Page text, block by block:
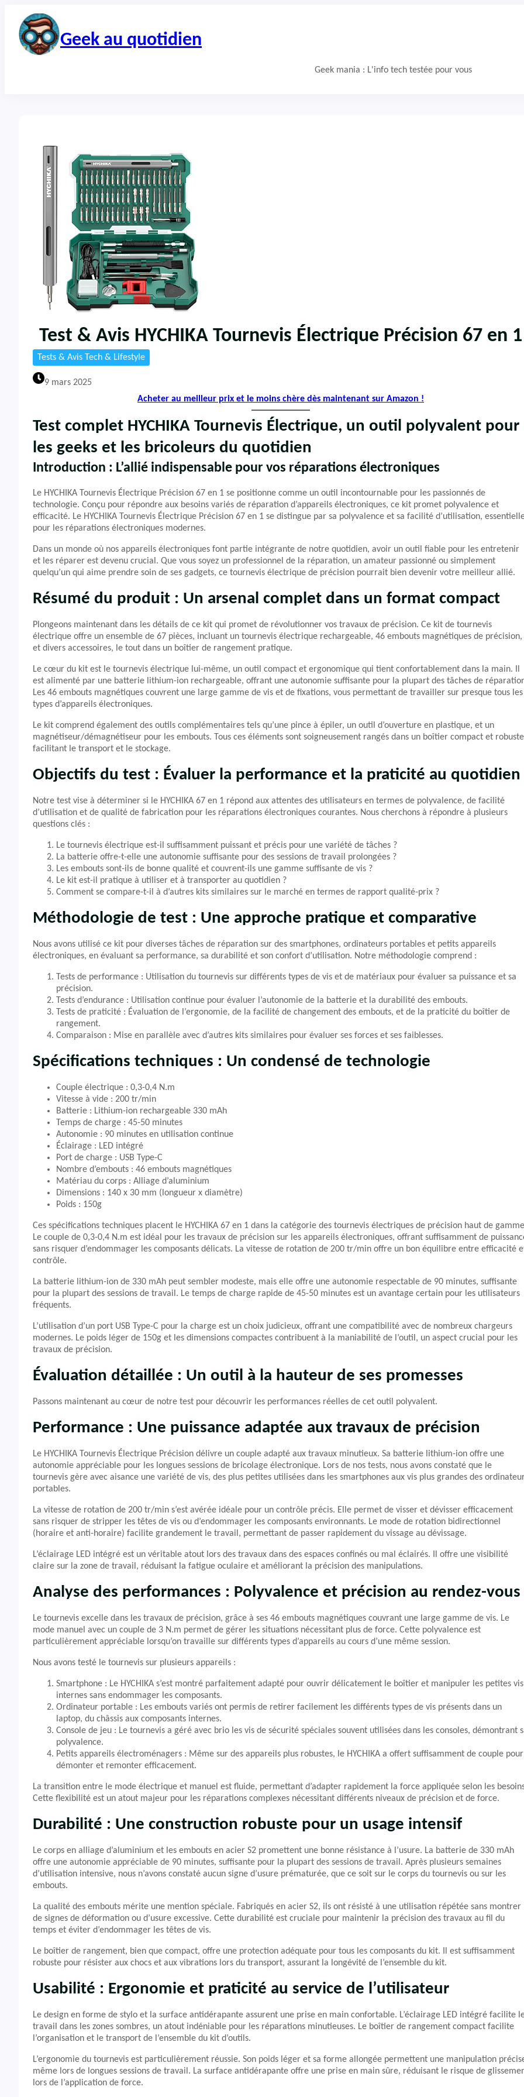
contenu
Geek au quotidien
Geek mania : L'info tech testée pour vous
Test & Avis HYCHIKA Tournevis Électrique Précision 67 en 1
Tests & Avis Tech & Lifestyle
9 mars 2025
Acheter au meilleur prix et le moins chère dès maintenant sur Amazon !
Test complet HYCHIKA Tournevis Électrique, un outil polyvalent pour
les geeks et les bricoleurs du quotidien
Introduction : L’allié indispensable pour vos réparations électroniques
Le HYCHIKA Tournevis Électrique Précision 67 en 1 se positionne comme un outil incontournable pour les passionnés de
technologie. Conçu pour répondre aux besoins variés de réparation d’appareils électroniques, ce kit promet polyvalence et
efficacité. Le HYCHIKA Tournevis Électrique Précision 67 en 1 se distingue par sa polyvalence et sa facilité d’utilisation,
pour les réparations électroniques modernes.
Dans un monde où nos appareils électroniques font partie intégrante de notre quotidien, avoir un outil fiable pour les entretenir
et les réparer est devenu crucial. Que vous soyez un professionnel de la réparation, un amateur passionné ou simplement
quelqu’un qui aime prendre soin de ses gadgets, ce tournevis électrique de précision pourrait bien devenir votre meilleur allié.
Résumé du produit : Un arsenal complet dans un format compact
Plongeons maintenant dans les détails de ce kit qui promet de révolutionner vos travaux de précision. Ce kit de tournevis
électrique offre un ensemble de 67 pièces, incluant un tournevis électrique rechargeable, 46 embouts magnétiques de précision,
et divers accessoires, le tout dans un boîtier de rangement pratique.
Le cœur du kit est le tournevis électrique lui-même, un outil compact et ergonomique qui tient confortablement dans la main. Il
est alimenté par une batterie lithium-ion rechargeable, offrant une autonomie suffisante pour la plupart des tâches de
Les 46 embouts magnétiques couvrent une large gamme de vis et de fixations, vous permettant de travailler sur presque tous les
types d’appareils électroniques.
Le kit comprend également des outils complémentaires tels qu’une pince à épiler, un outil d’ouverture en plastique, et un
magnétiseur/démagnétiseur pour les embouts. Tous ces éléments sont soigneusement rangés dans un boîtier compact et
facilitant le transport et le stockage.
Objectifs du test : Évaluer la performance et la praticité au quotidien
Notre test vise à déterminer si le HYCHIKA 67 en 1 répond aux attentes des utilisateurs en termes de polyvalence, de facilité
d’utilisation et de qualité de fabrication pour les réparations électroniques courantes. Nous cherchons à répondre à plusieurs
questions clés :
Le tournevis électrique est-il suffisamment puissant et précis pour une variété de tâches ?
La batterie offre-t-elle une autonomie suffisante pour des sessions de travail prolongées ?
Les embouts sont-ils de bonne qualité et couvrent-ils une gamme suffisante de vis ?
Le kit est-il pratique à utiliser et à transporter au quotidien ?
Comment se compare-t-il à d’autres kits similaires sur le marché en termes de rapport qualité-prix ?
Méthodologie de test : Une approche pratique et comparative
Nous avons utilisé ce kit pour diverses tâches de réparation sur des smartphones, ordinateurs portables et petits appareils
électroniques, en évaluant sa performance, sa durabilité et son confort d’utilisation. Notre méthodologie comprend :
Tests de performance : Utilisation du tournevis sur différents types de vis et de matériaux pour évaluer sa puissance et sa
précision.
Tests d’endurance : Utilisation continue pour évaluer l’autonomie de la batterie et la durabilité des embouts.
Tests de praticité : Évaluation de l’ergonomie, de la facilité de changement des embouts, et de la praticité du boîtier de
rangement.
Comparaison : Mise en parallèle avec d’autres kits similaires pour évaluer ses forces et ses faiblesses.
Spécifications techniques : Un condensé de technologie
Couple électrique : 0,3-0,4 N.m
Vitesse à vide : 200 tr/min
Batterie : Lithium-ion rechargeable 330 mAh
Temps de charge : 45-50 minutes
Autonomie : 90 minutes en utilisation continue
Éclairage : LED intégré
Port de charge : USB Type-C
Nombre d’embouts : 46 embouts magnétiques
Matériau du corps : Alliage d’aluminium
Dimensions : 140 x 30 mm (longueur x diamètre)
Poids : 150g
Ces spécifications techniques placent le HYCHIKA 67 en 1 dans la catégorie des tournevis électriques de précision haut de
Le couple de 0,3-0,4 N.m est idéal pour les travaux de précision sur les appareils électroniques, offrant suffisamment de
sans risquer d’endommager les composants délicats. La vitesse de rotation de 200 tr/min offre un bon équilibre entre efficacité
contrôle.
La batterie lithium-ion de 330 mAh peut sembler modeste, mais elle offre une autonomie respectable de 90 minutes, suffisante
pour la plupart des sessions de travail. Le temps de charge rapide de 45-50 minutes est un avantage certain pour les utilisateurs
fréquents.
L’utilisation d’un port USB Type-C pour la charge est un choix judicieux, offrant une compatibilité avec de nombreux chargeurs
modernes. Le poids léger de 150g et les dimensions compactes contribuent à la maniabilité de l’outil, un aspect crucial pour les
travaux de précision.
Évaluation détaillée : Un outil à la hauteur de ses promesses
Passons maintenant au cœur de notre test pour découvrir les performances réelles de cet outil polyvalent.
Performance : Une puissance adaptée aux travaux de précision
Le HYCHIKA Tournevis Électrique Précision délivre un couple adapté aux travaux minutieux. Sa batterie lithium-ion offre une
autonomie appréciable pour les longues sessions de bricolage électronique. Lors de nos tests, nous avons constaté que le
tournevis gère avec aisance une variété de vis, des plus petites utilisées dans les smartphones aux vis plus grandes des
portables.
La vitesse de rotation de 200 tr/min s’est avérée idéale pour un contrôle précis. Elle permet de visser et dévisser efficacement
sans risquer de stripper les têtes de vis ou d’endommager les composants environnants. Le mode de rotation bidirectionnel
(horaire et anti-horaire) facilite grandement le travail, permettant de passer rapidement du vissage au dévissage.
L’éclairage LED intégré est un véritable atout lors des travaux dans des espaces confinés ou mal éclairés. Il offre une visibilité
claire sur la zone de travail, réduisant la fatigue oculaire et améliorant la précision des manipulations.
Analyse des performances : Polyvalence et précision au rendez-vous
Le tournevis excelle dans les travaux de précision, grâce à ses 46 embouts magnétiques couvrant une large gamme de vis. Le
mode manuel avec un couple de 3 N.m permet de gérer les situations nécessitant plus de force. Cette polyvalence est
particulièrement appréciable lorsqu’on travaille sur différents types d’appareils au cours d’une même session.
Nous avons testé le tournevis sur plusieurs appareils :
Smartphone : Le HYCHIKA s’est montré parfaitement adapté pour ouvrir délicatement le boîtier et manipuler les petites vis
internes sans endommager les composants.
Ordinateur portable : Les embouts variés ont permis de retirer facilement les différents types de vis présents dans un
laptop, du châssis aux composants internes.
Console de jeu : Le tournevis a géré avec brio les vis de sécurité spéciales souvent utilisées dans les consoles, démontrant
polyvalence.
Petits appareils électroménagers : Même sur des appareils plus robustes, le HYCHIKA a offert suffisamment de couple pour
démonter et remonter efficacement.
La transition entre le mode électrique et manuel est fluide, permettant d’adapter rapidement la force appliquée selon les
Cette flexibilité est un atout majeur pour les réparations complexes nécessitant différents niveaux de précision et de force.
Durabilité : Une construction robuste pour un usage intensif
Le corps en alliage d’aluminium et les embouts en acier S2 promettent une bonne résistance à l’usure. La batterie de 330 mAh
offre une autonomie appréciable de 90 minutes, suffisante pour la plupart des sessions de travail. Après plusieurs semaines
d’utilisation intensive, nous n’avons constaté aucun signe d’usure prématurée, que ce soit sur le corps du tournevis ou sur les
embouts.
La qualité des embouts mérite une mention spéciale. Fabriqués en acier S2, ils ont résisté à une utilisation répétée sans montrer
de signes de déformation ou d’usure excessive. Cette durabilité est cruciale pour maintenir la précision des travaux au fil du
temps et éviter d’endommager les têtes de vis.
Le boîtier de rangement, bien que compact, offre une protection adéquate pour tous les composants du kit. Il est suffisamment
robuste pour résister aux chocs et aux vibrations lors du transport, assurant la longévité de l’ensemble du kit.
Usabilité : Ergonomie et praticité au service de l’utilisateur
Le design en forme de stylo et la surface antidérapante assurent une prise en main confortable. L’éclairage LED intégré facilite
travail dans les zones sombres, un atout indéniable pour les réparations minutieuses. Le boîtier de rangement compact facilite
l’organisation et le transport de l’ensemble du kit d’outils.
L’ergonomie du tournevis est particulièrement réussie. Son poids léger et sa forme allongée permettent une manipulation
même lors de longues sessions de travail. La surface antidérapante offre une prise en main sûre, réduisant le risque de
lors de l’application de force.